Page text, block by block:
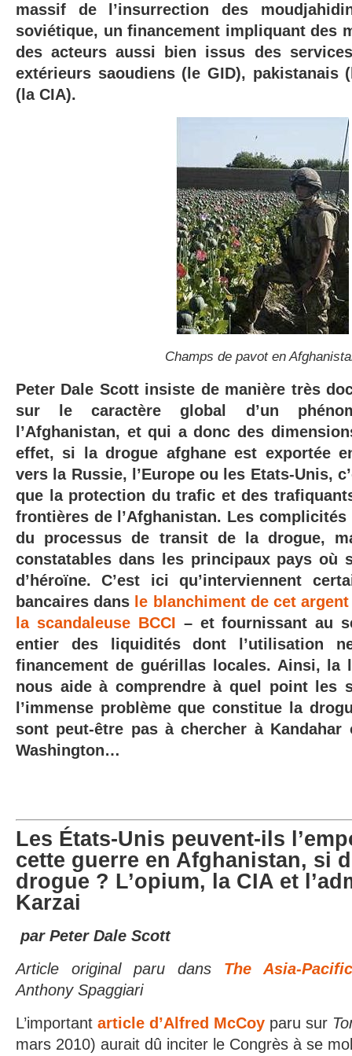
massif de l’insurrection des
soviétique, un financement impliquant des
des acteurs aussi bien issus des
extérieurs saoudiens (le GID), pakistanais
(la CIA).
Champs de pavot en
Peter Dale Scott insiste de manière très
sur le caractère global d’un
l’Afghanistan, et qui a donc des
effet, si la drogue afghane est exportée
vers la Russie, l’Europe ou les Etats-Unis,
que la protection du trafic et des
frontières de l’Afghanistan. Les
du processus de transit de la drogue,
constatables dans les principaux pays où
d’héroïne. C’est ici qu’interviennent
bancaires dans le blanchiment de cet
la scandaleuse BCCI – et fournissant au
entier des liquidités dont l’utilisation
financement de guérillas locales. Ainsi, la
nous aide à comprendre à quel point les
l’immense problème que constitue la
sont peut-être pas à chercher à
Washington…
Les États-Unis peuvent-ils
cette guerre en Afghanistan, si
drogue ? L’opium, la CIA et
Karzai
par Peter Dale Scott
Article original paru dans The Asia-
Anthony Spaggiari
L’important article d’Alfred McCoy paru sur
mars 2010) aurait dû inciter le Congrès à se